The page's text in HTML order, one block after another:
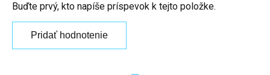
Buďte prvý, kto napíše príspevok k tejto položke.
Pridať hodnotenie